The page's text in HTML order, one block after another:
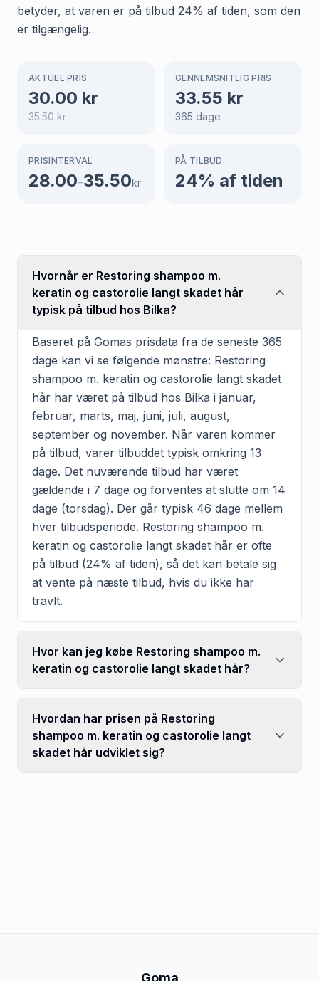
betyder, at varen er på tilbud 24% af tiden, som den
er tilgængelig.
AKTUEL PRIS
30.00 kr
35.50kr
GENNEMSNITLIG PRIS
33.55 kr
365 dage
PRISINTERVAL
28.00–35.50kr
PÅ TILBUD
24% af tiden
Hvornår er Restoring shampoo m.
keratin og castorolie langt skadet hår
typisk på tilbud hos Bilka?
Baseret på Gomas prisdata fra de seneste 365
dage kan vi se følgende mønstre: Restoring
shampoo m. keratin og castorolie langt skadet
hår har været på tilbud hos Bilka i januar,
februar, marts, maj, juni, juli, august,
september og november. Når varen kommer
på tilbud, varer tilbuddet typisk omkring 13
dage. Det nuværende tilbud har været
gældende i 7 dage og forventes at slutte om 14
dage (torsdag). Der går typisk 46 dage mellem
hver tilbudsperiode. Restoring shampoo m.
keratin og castorolie langt skadet hår er ofte
på tilbud (24% af tiden), så det kan betale sig
at vente på næste tilbud, hvis du ikke har
travlt.
Hvor kan jeg købe Restoring shampoo m.
keratin og castorolie langt skadet hår?
Hvordan har prisen på Restoring
shampoo m. keratin og castorolie langt
skadet hår udviklet sig?
Goma